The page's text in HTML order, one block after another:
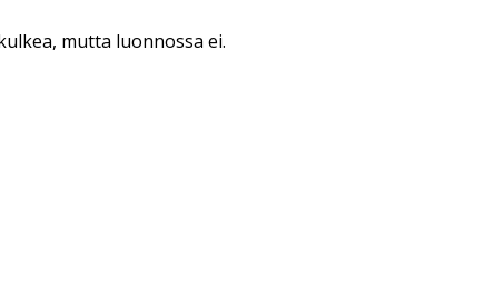
mutta luonnossa ei.